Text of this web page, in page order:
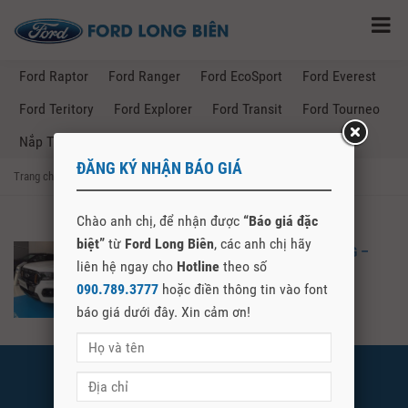
Ford Raptor Ford Ranger Ford EcoSport
Ford Everest
Ford Teritory
Ford Explorer Ford Transit
Ford Tourneo
Nắp Thùng Ford Ranger
Trang chủ Posts Tagged "bảng giá xe ford tại bắc giang"
BẢNG GIÁ XE FORD TẠI BẮC GIANG –
FORD LONG BIÊN
ĐĂNG KÝ NHẬN BÁO GIÁ
Chào anh chị, để nhận được “Báo giá đặc
biệt” từ Ford Long Biên, các anh chị hãy
liên hệ ngay cho Hotline theo số
090.789.3777 hoặc điền thông tin vào font
báo giá dưới đây. Xin cảm ơn!